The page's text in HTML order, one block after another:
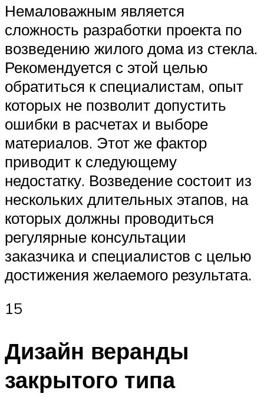
Немаловажным является
сложность разработки проекта по
возведению жилого дома из стекла.
Рекомендуется с этой целью
обратиться к специалистам, опыт
которых не позволит допустить
ошибки в расчетах и выборе
материалов. Этот же фактор
приводит к следующему
недостатку. Возведение состоит из
нескольких длительных этапов, на
которых должны проводиться
регулярные консультации
заказчика и специалистов с целью
достижения желаемого результата.
15
Дизайн веранды
закрытого типа